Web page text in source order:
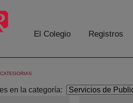
El Colegio Registros
en la categoría: